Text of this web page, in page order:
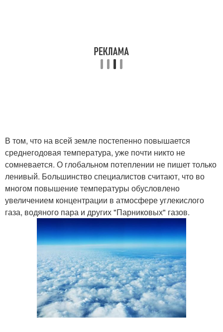
В том, что на всей земле постепенно повышается
среднегодовая температура, уже почти никто не
сомневается. О глобальном потеплении не пишет только
ленивый. Большинство специалистов считают, что во
многом повышение температуры обусловлено
увеличением концентрации в атмосфере углекислого
газа, водяного пара и других "Парниковых" газов.